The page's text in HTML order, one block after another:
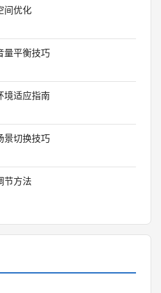
间优化
量平衡技巧
境适应指南
景切换技巧
节方法